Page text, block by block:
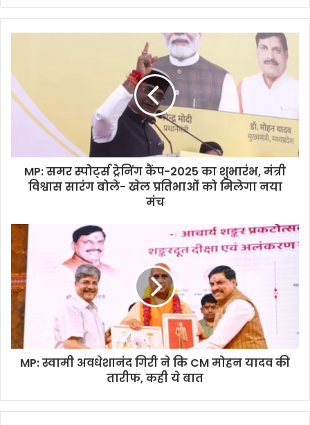
MP: समर स्पोर्ट्स ट्रेनिंग कैंप-2025 का शुभारंभ, मंत्री
विश्वास सारंग बोले- खेल प्रतिभाओं को मिलेगा नया
मंच
MP: स्वामी अवधेशानंद गिरी ने कि CM मोहन यादव की
तारीफ, कही ये बात